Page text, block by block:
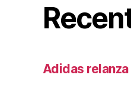
Adidas